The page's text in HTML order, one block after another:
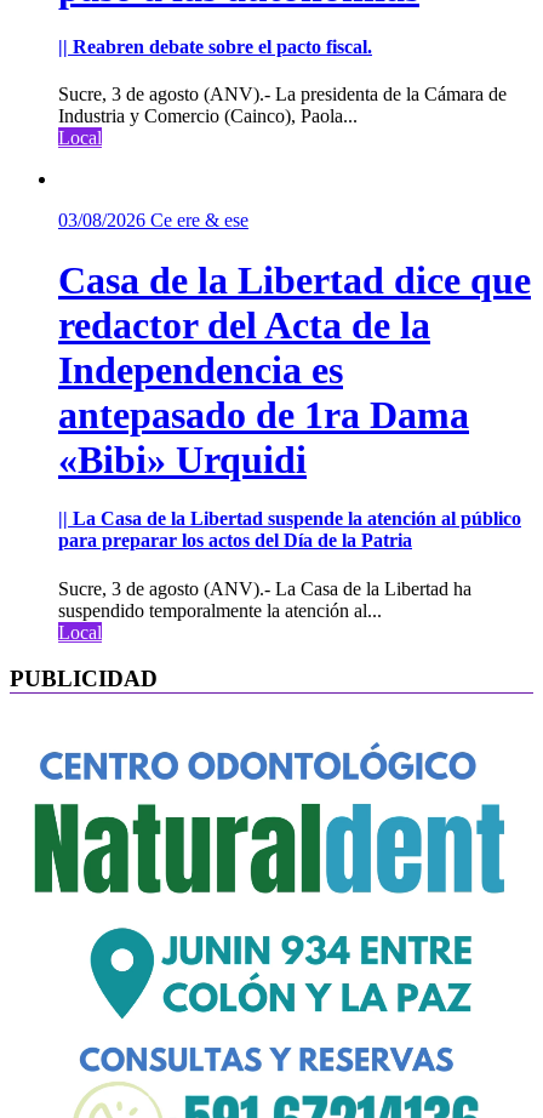
|| Reabren debate sobre el pacto fiscal.
Sucre, 3 de agosto (ANV).- La presidenta de la Cámara de
Industria y Comercio (Cainco), Paola...
Local
03/08/2026 Ce ere & ese
Casa de la Libertad dice que
redactor del Acta de la
Independencia es
antepasado de 1ra Dama
«Bibi» Urquidi
|| La Casa de la Libertad suspende la atención al público
para preparar los actos del Día de la Patria
Sucre, 3 de agosto (ANV).- La Casa de la Libertad ha
suspendido temporalmente la atención al...
Local
PUBLICIDAD